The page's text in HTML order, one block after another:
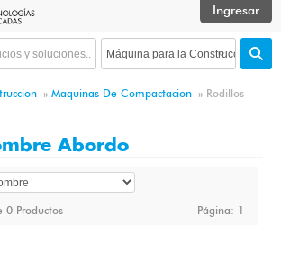
» Maquinas De Compactacion » Rodillos
Abordo
Productos Página: 1